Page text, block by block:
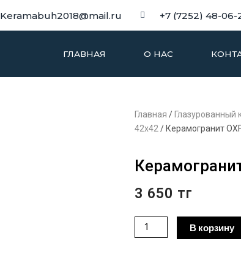
Keramabuh2018@mail.ru +7 (7252) 48-06-
ГЛАВНАЯ О НАС
Главная / Глазурованный
42х42 / Керамогранит
3 650 тг
Количество
товара
В корзину